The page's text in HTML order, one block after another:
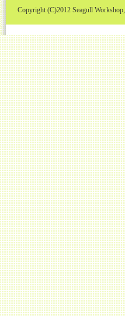
Copyright (C)2012 Seagull